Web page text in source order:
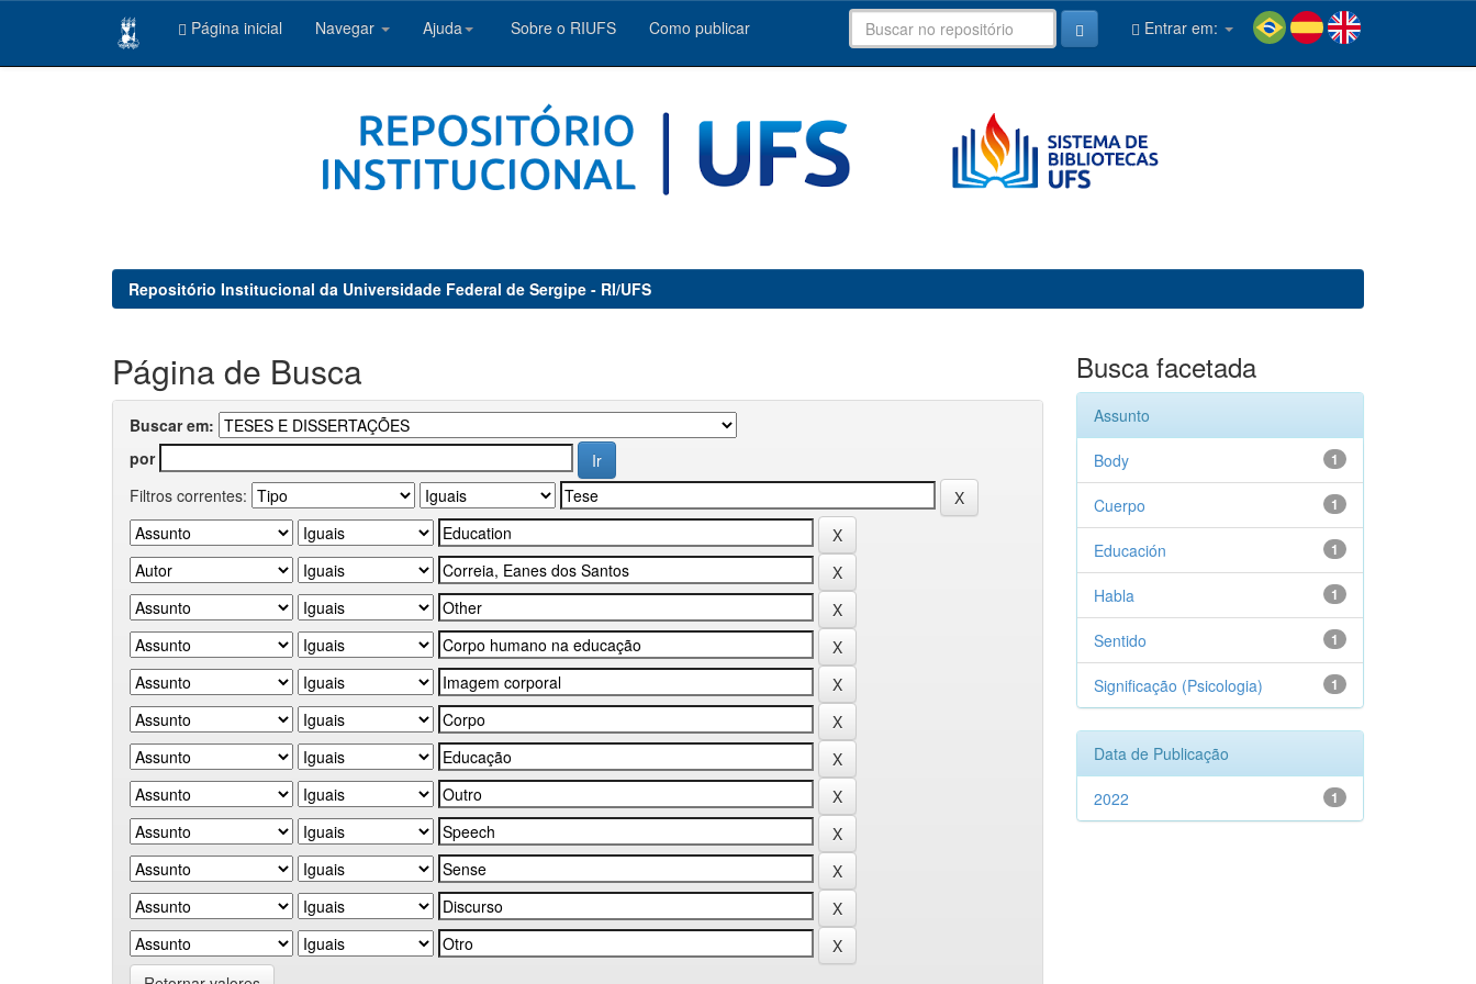
Página inicial Navegar Ajuda Sobre o RIUFS Como publicar Entrar em:
Repositório Institucional da Universidade Federal de Sergipe - RI/UFS
Página de Busca
Buscar em:
por
Filtros correntes:
Busca facetada
Assunto
1
Body
1
Cuerpo
1
Educación
1
Habla
1
Sentido
1
Significação (Psicologia)
Data de Publicação
1
2022